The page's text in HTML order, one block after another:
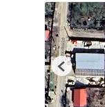
Previous